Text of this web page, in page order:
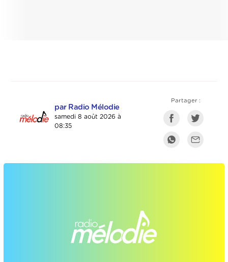
par Radio Mélodie
samedi 8 août 2026 à
08:35
Partager :